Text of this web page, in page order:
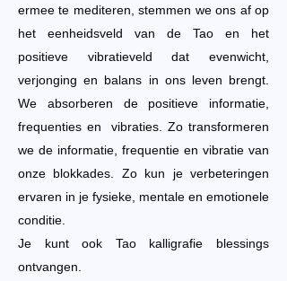
ermee te mediteren, stemmen we ons af op
het eenheidsveld van de Tao en het
positieve vibratieveld dat evenwicht,
verjonging en balans in ons leven brengt.
We absorberen de positieve informatie,
frequenties en vibraties. Zo transformeren
we de informatie, frequentie en vibratie van
onze blokkades. Zo kun je verbeteringen
ervaren in je fysieke, mentale en emotionele
conditie.
Je kunt ook Tao kalligrafie blessings
ontvangen.